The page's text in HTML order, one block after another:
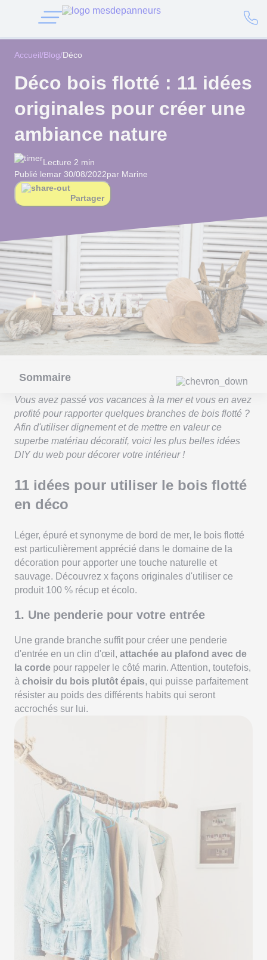
Accueil/Blog/Déco
Déco bois flotté : 11 idées
originales pour créer une
ambiance nature
Lecture 2 min
Publié lemar 30/08/2022par Marine
Partager
Sommaire
Vous avez passé vos vacances à la mer et vous en avez
profité pour rapporter quelques branches de bois flotté ?
Afin d'utiliser dignement et de mettre en valeur ce
superbe matériau décoratif, voici les plus belles idées
DIY du web pour décorer votre intérieur !
11 idées pour utiliser le bois flotté
en déco
Léger, épuré et synonyme de bord de mer, le bois flotté
est particulièrement apprécié dans le domaine de la
décoration pour apporter une touche naturelle et
sauvage. Découvrez x façons originales d'utiliser ce
produit 100 % récup et écolo.
1. Une penderie pour votre entrée
Une grande branche suffit pour créer une penderie
d'entrée en un clin d'œil, attachée au plafond avec de
la corde pour rappeler le côté marin. Attention, toutefois,
à choisir du bois plutôt épais, qui puisse parfaitement
résister au poids des différents habits qui seront
accrochés sur lui.